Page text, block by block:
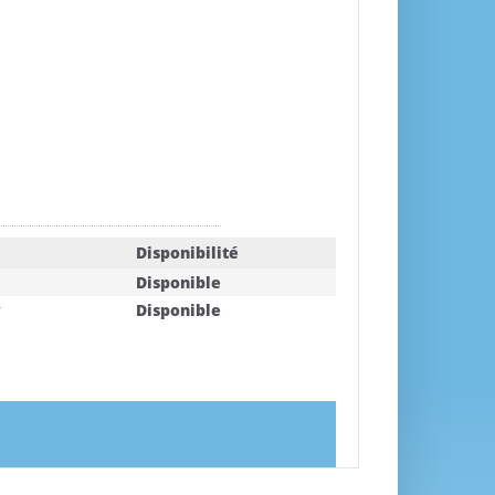
Disponibilité
Disponible
Disponible